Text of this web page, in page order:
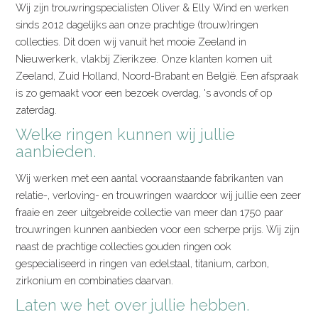
Wij zijn trouwringspecialisten Oliver & Elly Wind en werken
sinds 2012 dagelijks aan onze prachtige (trouw)ringen
collecties. Dit doen wij vanuit het mooie Zeeland in
Nieuwerkerk, vlakbij Zierikzee. Onze klanten komen uit
Zeeland, Zuid Holland, Noord-Brabant en België. Een afspraak
is zo gemaakt voor een bezoek overdag, 's avonds of op
zaterdag.
Welke ringen kunnen wij jullie
aanbieden.
Wij werken met een aantal vooraanstaande fabrikanten van
relatie-, verloving- en trouwringen waardoor wij jullie een zeer
fraaie en zeer uitgebreide collectie van meer dan 1750 paar
trouwringen kunnen aanbieden voor een scherpe prijs. Wij zijn
naast de prachtige collecties gouden ringen ook
gespecialiseerd in ringen van edelstaal, titanium, carbon,
zirkonium en combinaties daarvan.
Laten we het over jullie hebben.